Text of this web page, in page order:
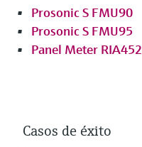
Prosonic S FMU90
Prosonic S FMU95
Panel Meter RIA452
Casos de éxito